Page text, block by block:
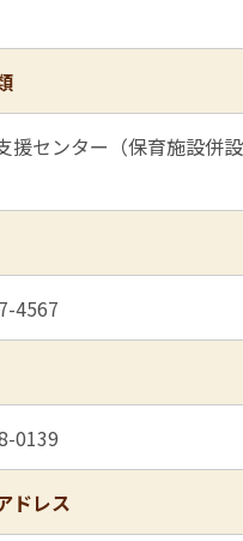
援センター（保育施設併
4567
0139
ドレス